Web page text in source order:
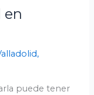
en
,
puede tener